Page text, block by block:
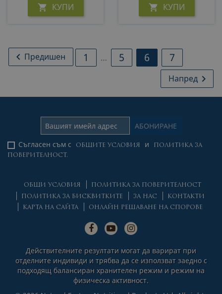
 КУПИ  КУПИ
 Предишен 1 … 5 6 7
Напред 
Съгласен съм с ОБЩИТЕ УСЛОВИЯ и
ПОЛИТИКА ЗА
ПОВЕРИТЕЛНОСТ.
ОБЩИ УСЛОВИЯ
ПОЛИТИКА ЗА ПОВЕРИТЕЛНОСТ
ПОЛИТИКА ЗА БИСКВИТКИТЕ
ЗА НАС
КОНТАКТИ
КАРТА НА САЙТА
ОНЛАЙН РЕШАВАНЕ НА СПОРОВЕ
Действителните резултати могат да варират при
отделните индивиди и трябва да се използват заедно с
подходящ балансиран хранителен режим и режим на
физическа активност.